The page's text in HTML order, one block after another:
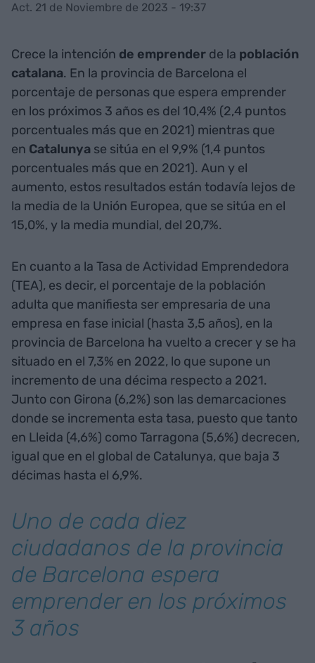
Act. 21 de Noviembre de 2023 - 19:37
Crece la intención de emprender de la población
catalana. En la provincia de Barcelona el
porcentaje de personas que espera emprender
en los próximos 3 años es del 10,4% (2,4 puntos
porcentuales más que en 2021) mientras que
en Catalunya se sitúa en el 9,9% (1,4 puntos
porcentuales más que en 2021). Aun y el
aumento, estos resultados están todavía lejos de
la media de la Unión Europea, que se sitúa en el
15,0%, y la media mundial, del 20,7%.
En cuanto a la Tasa de Actividad Emprendedora
(TEA), es decir, el porcentaje de la población
adulta que manifiesta ser empresaria de una
empresa en fase inicial (hasta 3,5 años), en la
provincia de Barcelona ha vuelto a crecer y se ha
situado en el 7,3% en 2022, lo que supone un
incremento de una décima respecto a 2021.
Junto con Girona (6,2%) son las demarcaciones
donde se incrementa esta tasa, puesto que tanto
en Lleida (4,6%) como Tarragona (5,6%) decrecen,
igual que en el global de Catalunya, que baja 3
décimas hasta el 6,9%.
Uno de cada diez
ciudadanos de la provincia
de Barcelona espera
emprender en los próximos
3 años